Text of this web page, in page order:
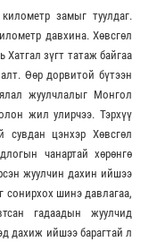
замыг туулдаг.
давхина. Хөвсгөл
Хатгал зүгт татаж байгаа
Өөр дорвитой бүтээн
жуулчлалыг Монгол
жил улирчээ. Тэрхүү
сувдан цэнхэр Хөвсгөл
чанартай хөрөнгө
жуулчин дахин ийшээ
сонирхох шинэ давлагаа,
гадаадын жуулчид
дахиж ийшээ барагтай л